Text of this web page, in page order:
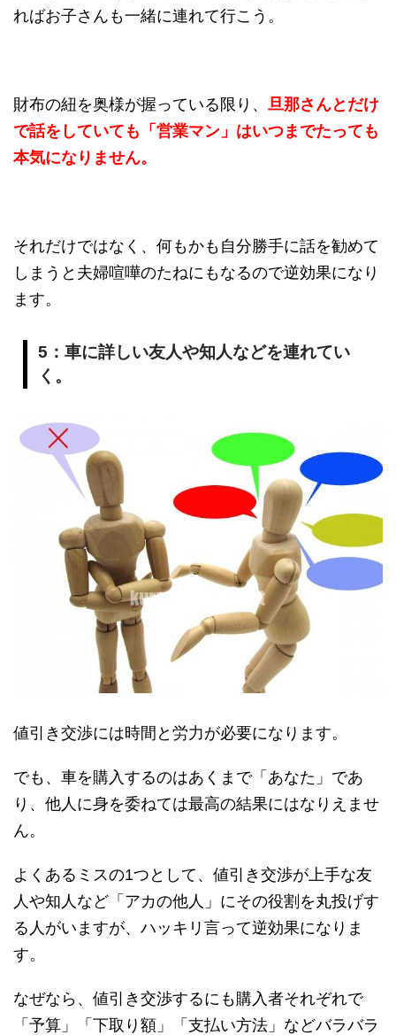
ればお子さんも一緒に連れて行こう。
財布の紐を奥様が握っている限り、 旦那さんとだけ
で話をしていても「営業マン」はいつまでたっても
本気になりません。
それだけではなく、何もかも自分勝手に話を勧めて
しまうと夫婦喧嘩のたねにもなるので逆効果になり
ます。
5：車に詳しい友人や知人などを連れてい
く。
値引き交渉には時間と労力が必要になります。
でも、車を購入するのはあくまで「あなた」であ
り、他人に身を委ねては最高の結果にはなりえませ
ん。
よくあるミスの1つとして、値引き交渉が上手な友
人や知人など「アカの他人」にその役割を丸投げす
る人がいますが、ハッキリ言って逆効果になりま
す。
なぜなら、値引き交渉するにも購入者それぞれで
「予算」「下取り額」「支払い方法」などバラバラ